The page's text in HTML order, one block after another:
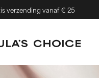
verzending vanaf € 25